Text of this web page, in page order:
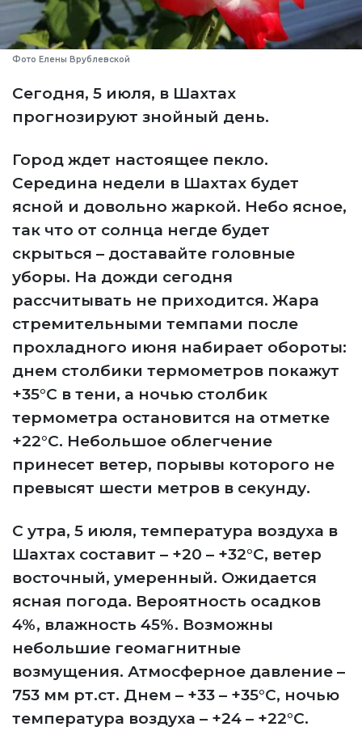
Фото Елены Врублевской
Сегодня, 5 июля, в Шахтах
прогнозируют знойный день.
Город ждет настоящее пекло.
Середина недели в Шахтах будет
ясной и довольно жаркой. Небо ясное,
так что от солнца негде будет
скрыться – доставайте головные
уборы. На дожди сегодня
рассчитывать не приходится. Жара
стремительными темпами после
прохладного июня набирает обороты:
днем столбики термометров покажут
+35°C в тени, а ночью столбик
термометра остановится на отметке
+22°C. Небольшое облегчение
принесет ветер, порывы которого не
превысят шести метров в секунду.
С утра, 5 июля, температура воздуха в
Шахтах составит – +20 – +32°C, ветер
восточный, умеренный. Ожидается
ясная погода. Вероятность осадков
4%, влажность 45%. Возможны
небольшие геомагнитные
возмущения. Атмосферное давление –
753 мм рт.ст. Днем – +33 – +35°C, ночью
температура воздуха – +24 – +22°C.